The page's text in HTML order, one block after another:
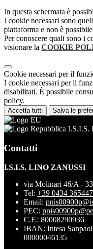
In questa schermata è
I cookie necessari sono
piattaforma e non è
Per conoscere quali sono i
visionare la COOKIE
Cookie necessari per il
I cookie necessari per il
disabilitati. È possibile
policy.
Accetta tutti Salva le
I.S.I.S.
Contatti
I.S.I.S. LINO ZANUSSI
via Molinari 46/A -
Tel: +39 0434 365447
Email:
PEC:
C.F.: 80008290936
IBAN: Intesa
00000046135